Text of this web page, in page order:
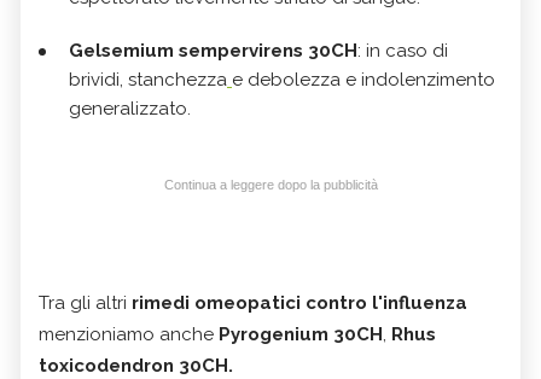
Gelsemium sempervirens 30CH: in caso di
brividi, stanchezza e debolezza e indolenzimento
generalizzato.
Continua a leggere dopo la pubblicità
Tra gli altri rimedi omeopatici contro l'influenza
menzioniamo anche Pyrogenium 30CH, Rhus
toxicodendron 30CH.